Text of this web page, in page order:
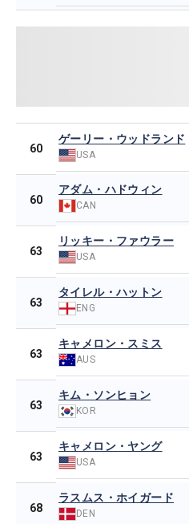
60
ゲーリー・ウッドランド
USA
60
アダム・ハドウィン
CAN
63
リッキー・ファウラー
USA
63
タイレル・ハットン
ENG
63
キャメロン・スミス
AUS
63
キム・ソンヒョン
KOR
63
キャメロン・ヤング
USA
68
ラスムス・ホイガード
DEN